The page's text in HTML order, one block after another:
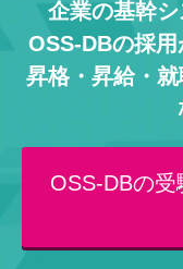
企業の基幹
OSS-DBの採用
昇格・昇給・
OSS-DBの